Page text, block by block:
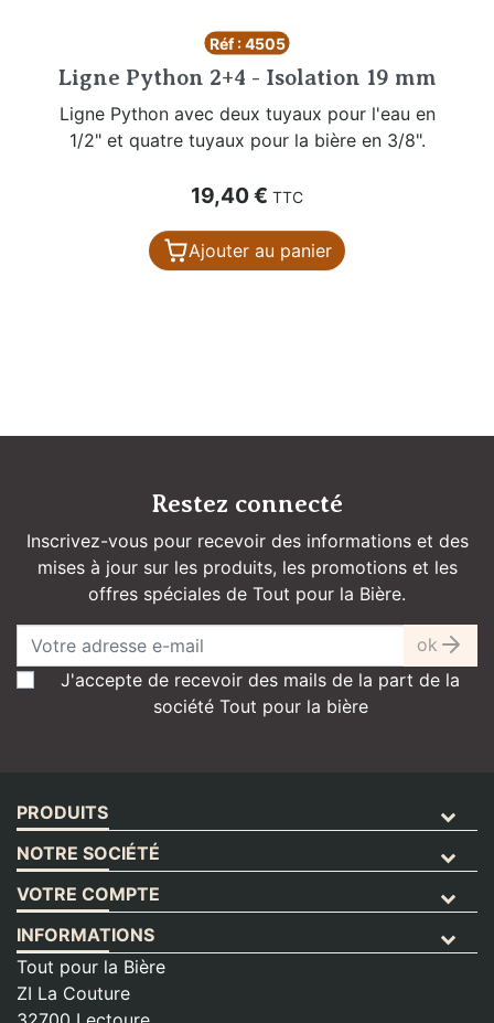
Réf : 4505
Ligne Python 2+4 - Isolation 19 mm
Ligne Python avec deux tuyaux pour l'eau en
1/2" et quatre tuyaux pour la bière en 3/8".
Prix
19,40 € TTC
Ajouter au panier
Restez connecté
Inscrivez-vous pour recevoir des informations et des
mises à jour sur les produits, les promotions et les
offres spéciales de Tout pour la Bière.
ok
J'accepte de recevoir des mails de la part de la
société Tout pour la bière
PRODUITS
NOTRE SOCIÉTÉ
VOTRE COMPTE
INFORMATIONS
Tout pour la Bière
ZI La Couture